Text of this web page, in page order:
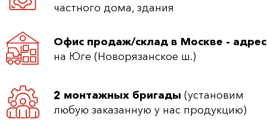
частного дома, здания
Офис продаж/склад в Москве - адрес
на Юге (Новорязанское ш.)
2 монтажных бригады (установим
любую заказанную у нас продукцию)